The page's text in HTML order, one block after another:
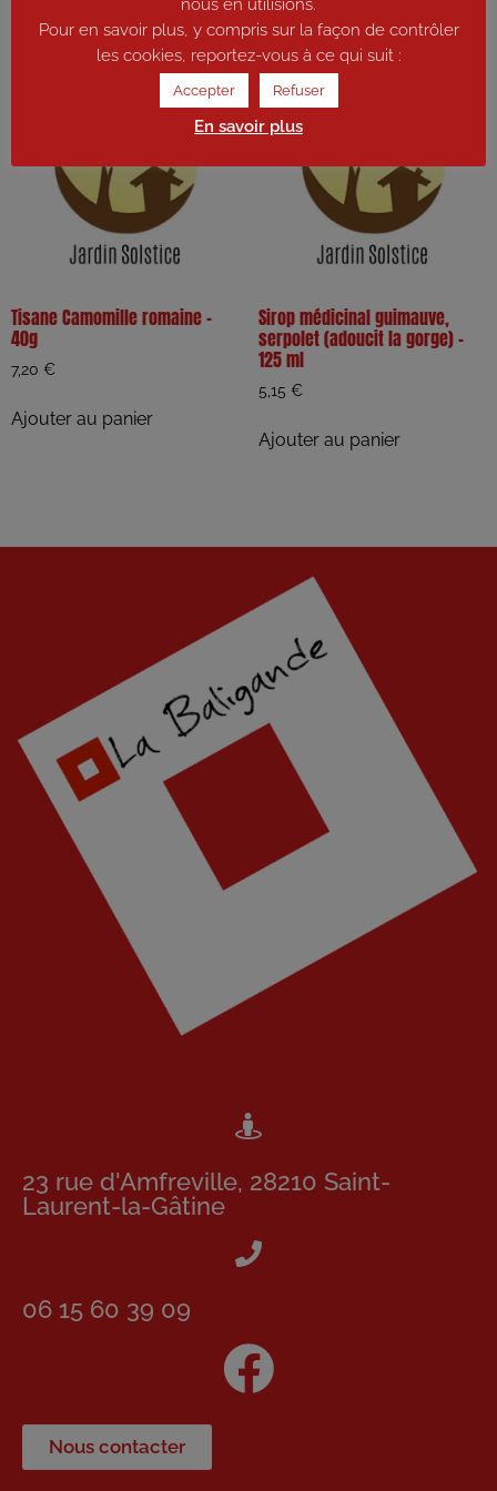
Tisane Camomille romaine –
40g
7,20 €
Ajouter au panier
Sirop médicinal guimauve,
serpolet (adoucit la gorge) –
125 ml
5,15 €
Ajouter au panier
23 rue d'Amfreville, 28210 Saint-
Laurent-la-Gâtine
06 15 60 39 09
Nous contacter
Pour en savoir plus, y compris sur la façon de contrôler
les cookies, reportez-vous à ce qui suit :
Accepter Refuser
En savoir plus